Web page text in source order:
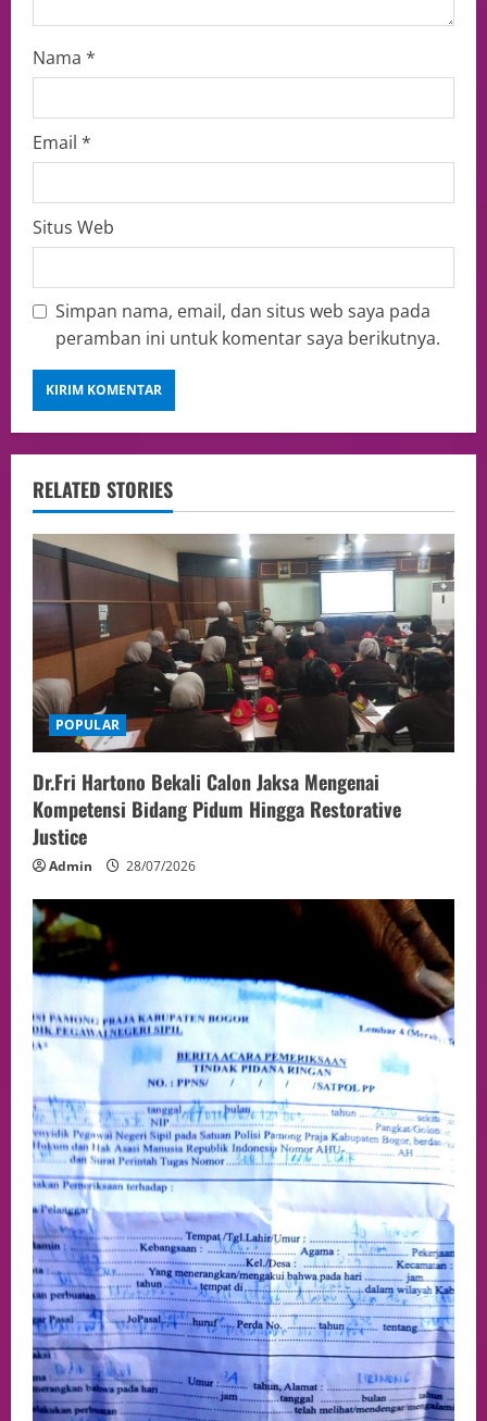
Nama *
Email *
Situs Web
Simpan nama, email, dan situs web saya pada
peramban ini untuk komentar saya berikutnya.
RELATED STORIES
POPULAR
Dr.Fri Hartono Bekali Calon Jaksa Mengenai
Kompetensi Bidang Pidum Hingga Restorative
Justice
Admin 28/07/2026